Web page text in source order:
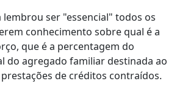
ser "essencial" todos os
conhecimento sobre qual é a
que é a percentagem do
do agregado familiar destinada ao
de créditos contraídos.